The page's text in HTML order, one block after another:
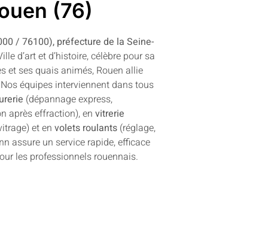
(76)
/ 76100), préfecture de la Seine-
d’art et d’histoire, célèbre pour sa
et ses quais animés, Rouen allie
équipes interviennent dans tous
(dépannage express,
après effraction), en vitrerie
et en volets roulants(réglage,
assure un service rapide, efficace
les professionnels rouennais.